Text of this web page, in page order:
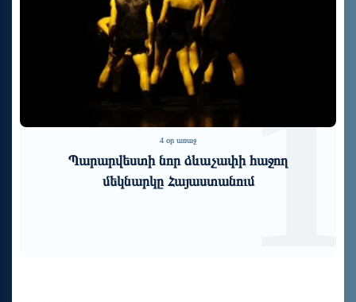
6 օր առաջ
Արամ Վարդևանյանը նիստը նախագահողից
պարզաբանում պահանջեց Վեհափառի2